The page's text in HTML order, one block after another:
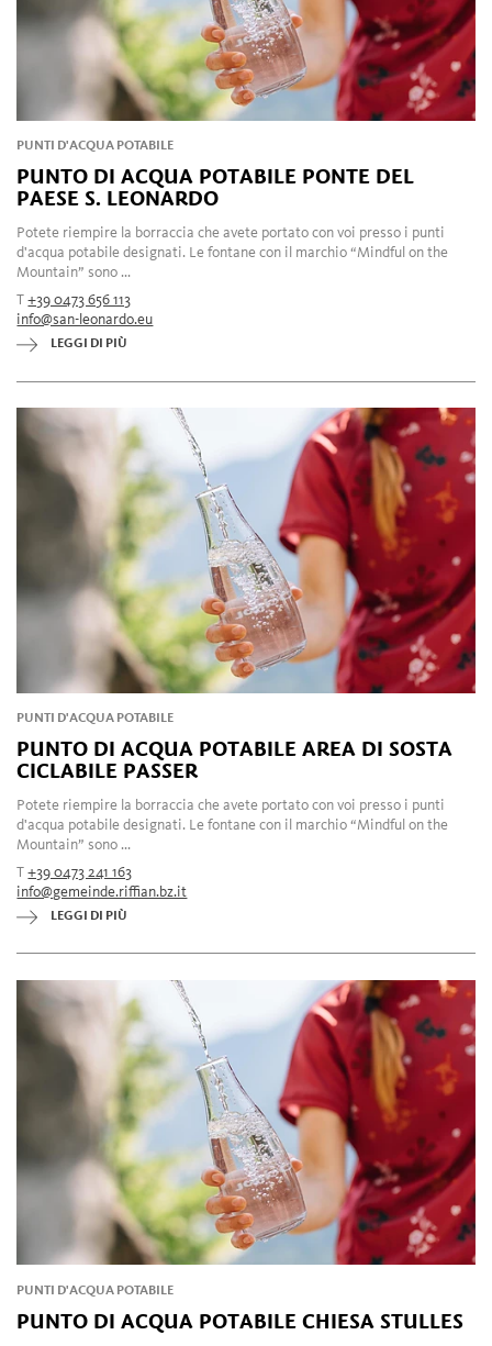
PUNTI D'ACQUA POTABILE
PUNTO DI ACQUA POTABILE PONTE DEL
PAESE S. LEONARDO
Potete riempire la borraccia che avete portato con voi presso i punti
d'acqua potabile designati. Le fontane con il marchio “Mindful on the
Mountain” sono ...
T+39 0473 656 113
info@san-leonardo.eu
LEGGI DI PIÙ
PUNTI D'ACQUA POTABILE
PUNTO DI ACQUA POTABILE AREA DI SOSTA
CICLABILE PASSER
Potete riempire la borraccia che avete portato con voi presso i punti
d'acqua potabile designati. Le fontane con il marchio “Mindful on the
Mountain” sono ...
T+39 0473 241 163
info@gemeinde.riffian.bz.it
LEGGI DI PIÙ
PUNTI D'ACQUA POTABILE
PUNTO DI ACQUA POTABILE CHIESA STULLES